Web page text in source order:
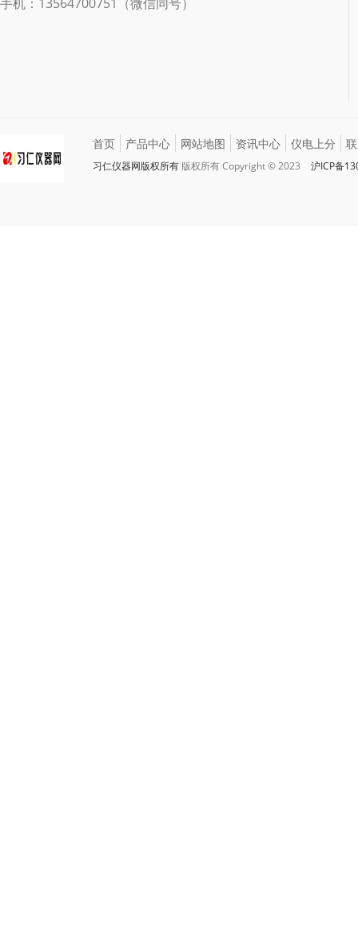
首页 产品中心 网站地图 资讯中心 仪电上分
习仁仪器网版权所有 版权所有 Copyright © 2023 沪ICP备